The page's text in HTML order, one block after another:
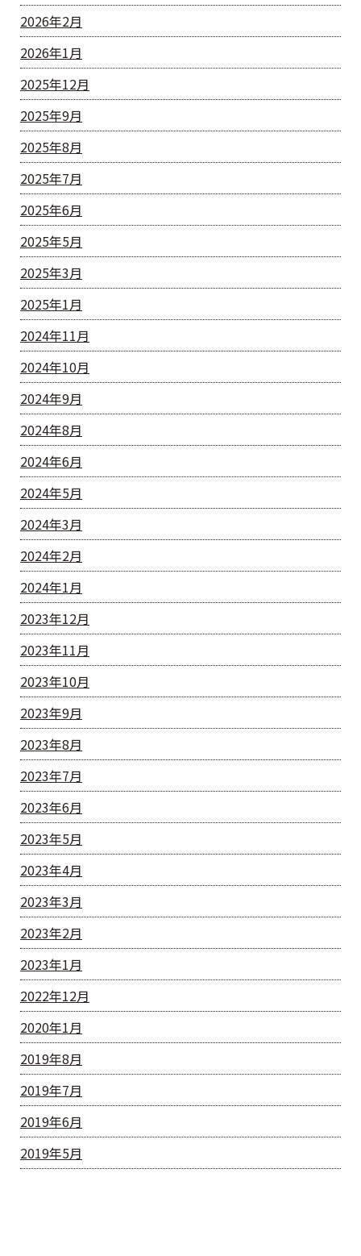
2026年2月
2026年1月
2025年12月
2025年9月
2025年8月
2025年7月
2025年6月
2025年5月
2025年3月
2025年1月
2024年11月
2024年10月
2024年9月
2024年8月
2024年6月
2024年5月
2024年3月
2024年2月
2024年1月
2023年12月
2023年11月
2023年10月
2023年9月
2023年8月
2023年7月
2023年6月
2023年5月
2023年4月
2023年3月
2023年2月
2023年1月
2022年12月
2020年1月
2019年8月
2019年7月
2019年6月
2019年5月